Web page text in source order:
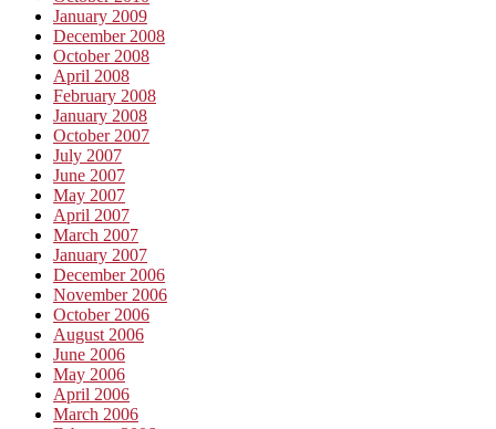
January 2009
December 2008
October 2008
April 2008
February 2008
January 2008
October 2007
July 2007
June 2007
May 2007
April 2007
March 2007
January 2007
December 2006
November 2006
October 2006
August 2006
June 2006
May 2006
April 2006
March 2006